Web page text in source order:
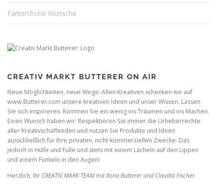
Farbenfrohe Wünsche
CREATIV MARKT BUTTERER ON AIR
Neue Möglichkeiten, neue Wege: Allen Kreativen schenken wir auf
www.Butterer.com unsere kreativen Ideen und unser Wissen. Lassen
Sie sich inspirieren. Kommen Sie ein wenig ins Träumen und ins Machen.
Einen Wunsch haben wir: Respektieren Sie immer die Urheberrechte
aller Kreativschaffenden und nutzen Sie Produkte und Ideen
ausschließlich für Ihre privaten, nicht-kommerziellen Zwecke. Das
jedoch in Hülle und Fülle und stets mit einem Lächeln auf den Lippen
und einem Funkeln in den Augen!
Herzlich, Ihr CREATIV MARK TEAM mit Ilona Butterer und Claudia Fischer.